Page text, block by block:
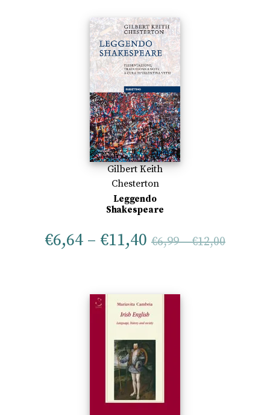
Gilbert Keith
Chesterton
Leggendo
Shakespeare
€6,64 – €11,40 €6,99–€12,00